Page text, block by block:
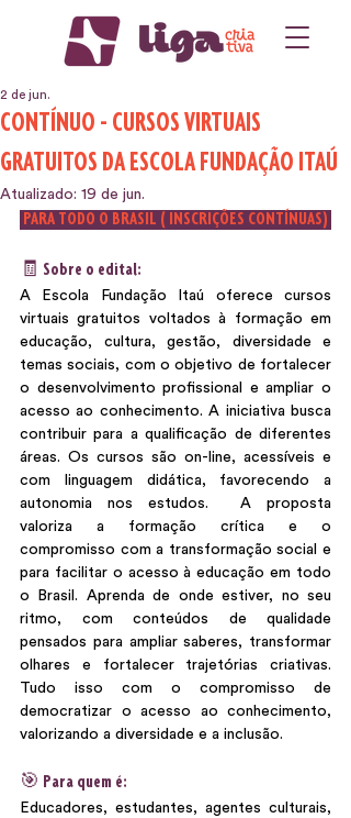
CONTÍNUO - CURSOS VIRTUAIS
GRATUITOS DA ESCOLA FUNDAÇÃO ITAÚ
2 de jun.
Atualizado: 19 de jun.
PARA TODO O BRASIL ( INSCRIÇÕES CONTÍNUAS)
🧾 Sobre o edital:
A Escola Fundação Itaú oferece cursos
virtuais gratuitos voltados à formação em
educação, cultura, gestão, diversidade e
temas sociais, com o objetivo de fortalecer
o desenvolvimento profissional e ampliar o
acesso ao conhecimento. A iniciativa busca
contribuir para a qualificação de diferentes
áreas. Os cursos são on-line, acessíveis e
com linguagem didática, favorecendo a
autonomia nos estudos.  A proposta
valoriza a formação crítica e o
compromisso com a transformação social e
para facilitar o acesso à educação em todo
o Brasil. Aprenda de onde estiver, no seu
ritmo, com conteúdos de qualidade
pensados para ampliar saberes, transformar
olhares e fortalecer trajetórias criativas.
Tudo isso com o compromisso de
democratizar o acesso ao conhecimento,
valorizando a diversidade e a inclusão.
🎯 Para quem é:
Educadores, estudantes, agentes culturais,